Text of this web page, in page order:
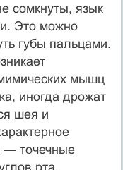
сомкнуты, язык
Это можно
губы пальцами.
мышц
иногда дрожат
шея и
— точечные
рта,